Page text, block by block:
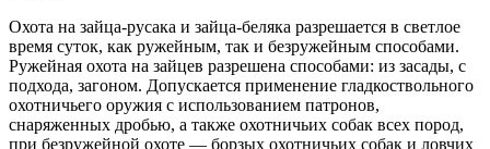
Охота на зайца-русака и зайца-беляка разрешается в светлое
время суток, как ружейным, так и безружейным способами.
Ружейная охота на зайцев разрешена способами: из засады, с
подхода, загоном. Допускается применение гладкоствольного
охотничьего оружия с использованием патронов,
снаряженных дробью, а также охотничьих собак всех пород,
при безружейной охоте — борзых охотничьих собак и ловчих